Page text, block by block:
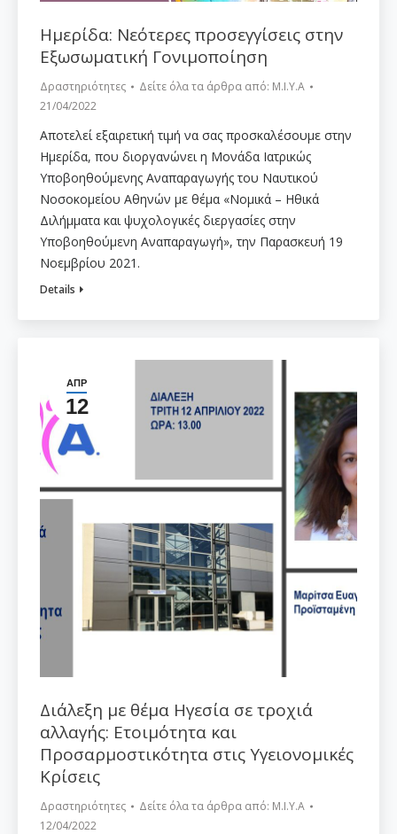
Ημερίδα: Νεότερες προσεγγίσεις στην
Εξωσωματική Γονιμοποίηση
Δραστηριότητες Δείτε όλα τα άρθρα από: Μ.Ι.Υ.Α
21/04/2022
Αποτελεί εξαιρετική τιμή να σας προσκαλέσουμε στην
Ημερίδα, που διοργανώνει η Μονάδα Ιατρικώς
Υποβοηθούμενης Αναπαραγωγής του Ναυτικού
Νοσοκομείου Αθηνών με θέμα «Νομικά – Ηθικά
Διλήμματα και ψυχολογικές διεργασίες στην
Υποβοηθούμενη Αναπαραγωγή», την Παρασκευή 19
Νοεμβρίου 2021.
Details
ΑΠΡ
12
Διάλεξη με θέμα Ηγεσία σε τροχιά
αλλαγής: Ετοιμότητα και
Προσαρμοστικότητα στις Υγειονομικές
Κρίσεις
Δραστηριότητες Δείτε όλα τα άρθρα από: Μ.Ι.Υ.Α
12/04/2022